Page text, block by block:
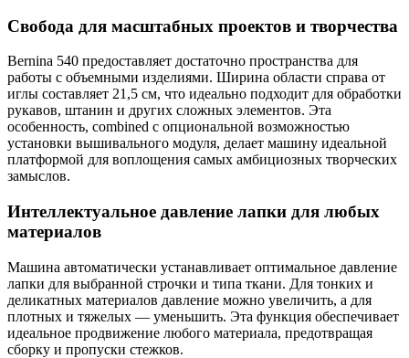
Свобода для масштабных проектов и творчества
Bernina 540 предоставляет достаточно пространства для
работы с объемными изделиями. Ширина области справа от
иглы составляет 21,5 см, что идеально подходит для обработки
рукавов, штанин и других сложных элементов. Эта
особенность, combined с опциональной возможностью
установки вышивального модуля, делает машину идеальной
платформой для воплощения самых амбициозных творческих
замыслов.
Интеллектуальное давление лапки для любых
материалов
Машина автоматически устанавливает оптимальное давление
лапки для выбранной строчки и типа ткани. Для тонких и
деликатных материалов давление можно увеличить, а для
плотных и тяжелых — уменьшить. Эта функция обеспечивает
идеальное продвижение любого материала, предотвращая
сборку и пропуски стежков.